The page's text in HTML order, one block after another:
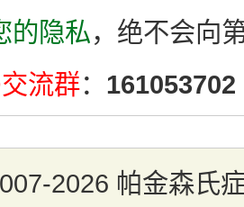
的隐私，绝不会向
流群： 161053702
2026 帕金森氏